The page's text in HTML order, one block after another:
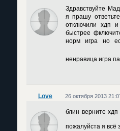
Здравствуйте
я прашу
отключили хдп
быстрее
норм игра но
ненравица игра
Love 26 октября 2013
блин верните
пожалуйста я всё